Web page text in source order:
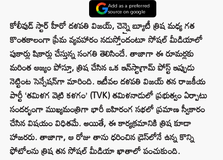
Add as a preferred
source on google
కోలీవుడ్ స్టార్ హీరో దళపతి విజయ్, చెన్నై బ్యూటీ త్రిష మధ్య గత
కొంతకాలంగా ప్రేమ వ్యవహారం నడుస్తోందంటూ సోషల్ మీడియాలో
పుకార్లు షికార్లు చేస్తున్న సంగతి తెలిసిందే. తాజాగా ఈ రూమర్లకు
మరింత ఆజ్యం పోస్తూ, త్రిష చేసిన ఒక ఇన్‌స్టాగ్రామ్ పోస్ట్ ఇప్పుడు
నెట్టింట సెన్సేషన్‌గా మారింది. ఇటీవల దళపతి విజయ్ తన రాజకీయ
పార్టీ ‘తమిళగ వెట్రి కళగం’ (TVK) తమిళనాడులో ప్రభుత్వం ఏర్పాటు
సందర్భంగా ముఖ్యమంత్రిగా భారీ బహిరంగ సభలో ప్రమాణ స్వీకారం
చేసిన విషయం విధితమే. అయితే, ఈ కార్యక్రమానికి త్రిష కూడా
హాజరరు. తాజాగా, ఆ రోజు తాను ధరించిన డ్రెస్‌లోనే ఉన్న కొన్ని
ఫోటోలను త్రిష తన సోషల్ మీడియా ఖాతాలో పంచుకుంది.